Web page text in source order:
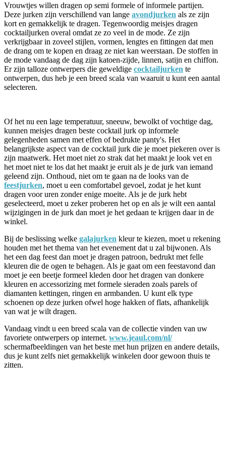
Vrouwtjes willen dragen op semi formele of informele partijen.
Deze jurken zijn verschillend van lange avondjurken als ze zijn
kort en gemakkelijk te dragen. Tegenwoordig meisjes dragen
cocktailjurken overal omdat ze zo veel in de mode. Ze zijn
verkrijgbaar in zoveel stijlen, vormen, lengtes en fittingen dat men
de drang om te kopen en draag ze niet kan weerstaan. De stoffen in
de mode vandaag de dag zijn katoen-zijde, linnen, satijn en chiffon.
Er zijn talloze ontwerpers die geweldige cocktailjurken te
ontwerpen, dus heb je een breed scala van waaruit u kunt een aantal
selecteren.
Of het nu een lage temperatuur, sneeuw, bewolkt of vochtige dag,
kunnen meisjes dragen beste cocktail jurk op informele
gelegenheden samen met effen of bedrukte panty's. Het
belangrijkste aspect van de cocktail jurk die je moet piekeren over is
zijn maatwerk. Het moet niet zo strak dat het maakt je look vet en
het moet niet te los dat het maakt je eruit als je de jurk van iemand
geleend zijn. Onthoud, niet om te gaan na de looks van de
feestjurken, moet u een comfortabel gevoel, zodat je het kunt
dragen voor uren zonder enige moeite. Als je de jurk hebt
geselecteerd, moet u zeker proberen het op en als je wilt een aantal
wijzigingen in de jurk dan moet je het gedaan te krijgen daar in de
winkel.
Bij de beslissing welke galajurken kleur te kiezen, moet u rekening
houden met het thema van het evenement dat u zal bijwonen. Als
het een dag feest dan moet je dragen patroon, bedrukt met felle
kleuren die de ogen te behagen. Als je gaat om een feestavond dan
moet je een beetje formeel kleden door het dragen van donkere
kleuren en accessorizing met formele sieraden zoals parels of
diamanten kettingen, ringen en armbanden. U kunt elk type
schoenen op deze jurken ofwel hoge hakken of flats, afhankelijk
van wat je wilt dragen.
Vandaag vindt u een breed scala van de collectie vinden van uw
favoriete ontwerpers op internet. www.jeaul.com/nl/
schermafbeeldingen van het beste met hun prijzen en andere details,
dus je kunt zelfs niet gemakkelijk winkelen door gewoon thuis te
zitten.